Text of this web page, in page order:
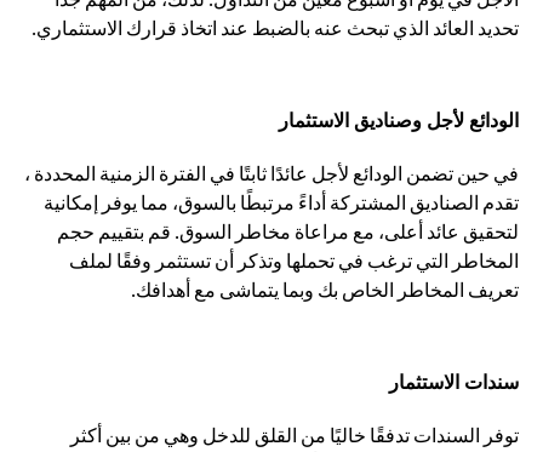
تحديد العائد الذي تبحث عنه بالضبط عند اتخاذ قرارك الاستثماري.
الودائع لأجل وصناديق الاستثمار
في حين تضمن الودائع لأجل عائدًا ثابتًا في الفترة الزمنية المحددة ،
تقدم الصناديق المشتركة أداءً مرتبطًا بالسوق، مما يوفر إمكانية
لتحقيق عائد أعلى، مع مراعاة مخاطر السوق. قم بتقييم حجم
المخاطر التي ترغب في تحملها وتذكر أن تستثمر وفقًا لملف
تعريف المخاطر الخاص بك وبما يتماشى مع أهدافك.
سندات الاستثمار
توفر السندات تدفقًا خاليًا من القلق للدخل وهي من بين أكثر